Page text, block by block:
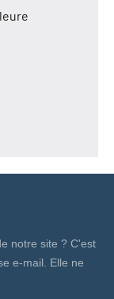
notre site ? C'est
e-mail. Elle ne